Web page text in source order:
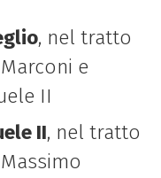
, nel tratto
e
II
II, nel tratto